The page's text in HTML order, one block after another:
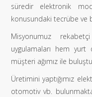
süredir elektronik
konusundaki tecrübe ve
Misyonumuz
uygulamaları hem
müşteri ağımız ile
Üretimini yaptığımız
otomotiv vb.